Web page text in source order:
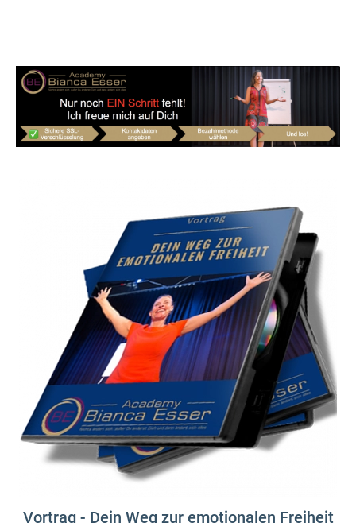
Vortrag - Dein Weg zur emotionalen Freiheit